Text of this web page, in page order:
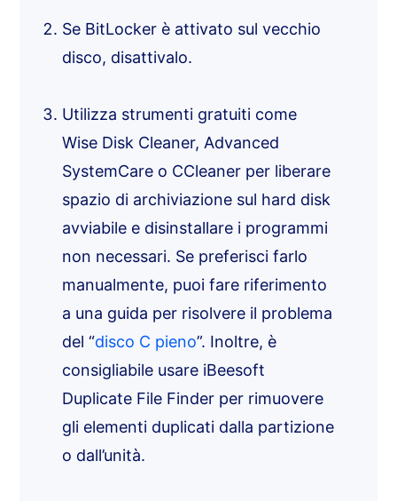
Se BitLocker è attivato sul vecchio
disco, disattivalo.
Utilizza strumenti gratuiti come
Wise Disk Cleaner, Advanced
SystemCare o CCleaner per liberare
spazio di archiviazione sul hard disk
avviabile e disinstallare i programmi
non necessari. Se preferisci farlo
manualmente, puoi fare riferimento
a una guida per risolvere il problema
del “disco C pieno”. Inoltre, è
consigliabile usare iBeesoft
Duplicate File Finder per rimuovere
gli elementi duplicati dalla partizione
o dall’unità.